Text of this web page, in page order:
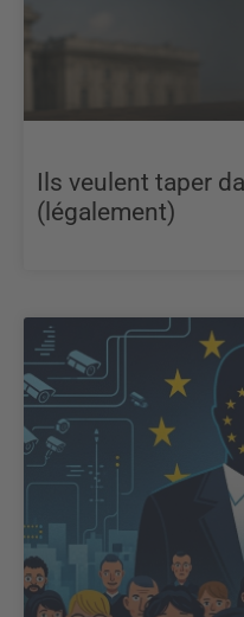
Ils veulent taper
(légalement)